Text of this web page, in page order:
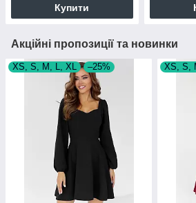
Купити
Акційні пропозиції та новинки
XS, S, M, L, XL –25% XS, S,